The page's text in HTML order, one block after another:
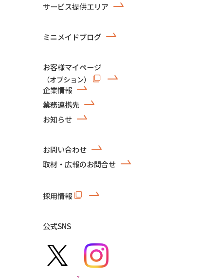
サービス提供エリア
ミニメイドブログ
お客様マイページ
（オプション）
企業情報
業務連携先
お知らせ
お問い合わせ
取材・広報のお問合せ
採用情報
公式SNS